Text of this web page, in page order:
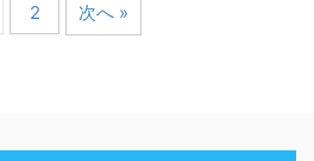
2 次へ »